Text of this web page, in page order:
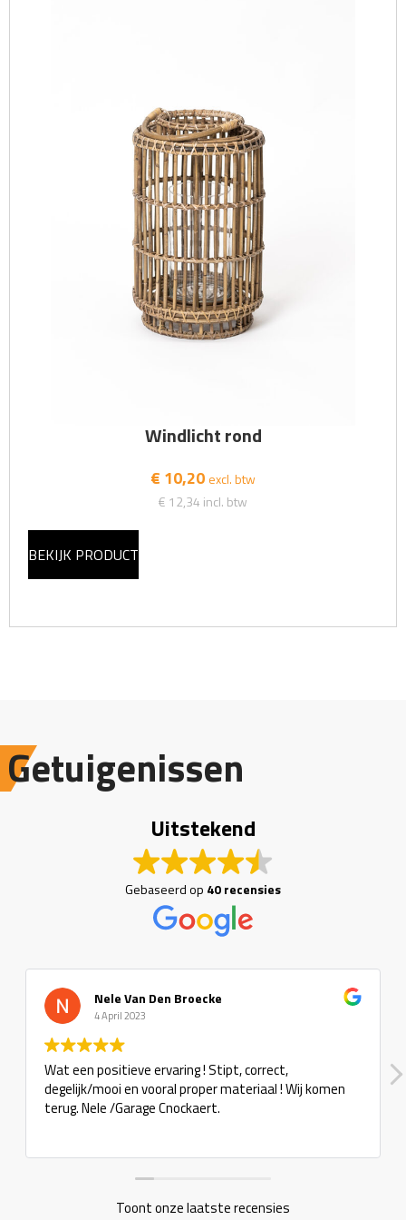
Windlicht rond
€ 10,20 excl. btw
€ 12,34 incl. btw
BEKIJK PRODUCT
Getuigenissen
Uitstekend
Gebaseerd op 40 recensies
Nele Van Den Broecke
4 April 2023
Wat een positieve ervaring ! Stipt, correct,
degelijk/mooi en vooral proper materiaal ! Wij komen
terug. Nele /Garage Cnockaert.
Toont onze laatste recensies